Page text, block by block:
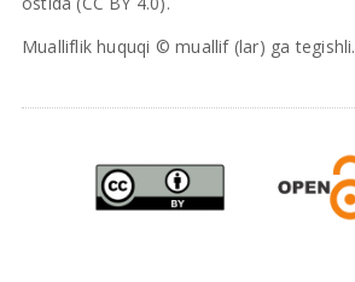
Mualliflik huquqi © muallif (lar) ga tegishli.